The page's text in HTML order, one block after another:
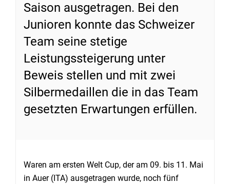
Saison ausgetragen. Bei den
Junioren konnte das Schweizer
Team seine stetige
Leistungssteigerung unter
Beweis stellen und mit zwei
Silbermedaillen die in das Team
gesetzten Erwartungen erfüllen.
Waren am ersten Welt Cup, der am 09. bis 11. Mai
in Auer (ITA) ausgetragen wurde, noch fünf